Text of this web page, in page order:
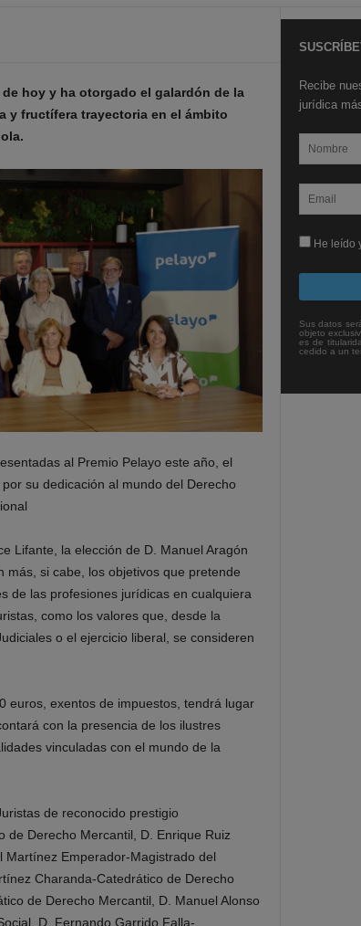
hoy y ha otorgado el galardón de la
y fructífera trayectoria en el ámbito
al Premio Pelayo este año, el
su dedicación al mundo del Derecho
Lifante, la elección de D. Manuel Aragón
si cabe, los objetivos que pretende
de las profesiones jurídicas en cualquiera
como los valores que, desde la
o el ejercicio liberal, se consideren
euros, exentos de impuestos, tendrá lugar
con la presencia de los ilustres
vinculadas con el mundo de la
de reconocido prestigio
de Derecho Mercantil, D. Enrique Ruiz
Martínez Emperador-Magistrado del
Charanda-Catedrático de Derecho
de Derecho Mercantil, D. Manuel Alonso
D. Fernando Garrido Falla-
Recibe
jurídica
He leído
Sus datos
objeto
es de
cedido a un